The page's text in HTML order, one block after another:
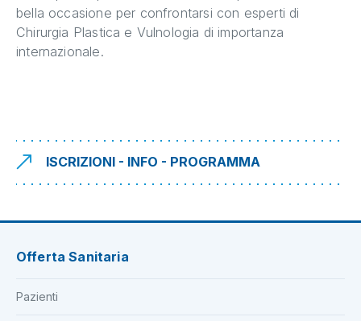
bella occasione per confrontarsi con esperti di
Chirurgia Plastica e Vulnologia di importanza
internazionale.
ISCRIZIONI - INFO - PROGRAMMA
Offerta Sanitaria
Pazienti